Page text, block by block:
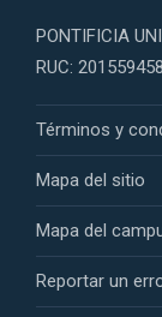
PONTIFICIA
RUC:
Términos y
Mapa del sitio
Mapa del
Reportar un